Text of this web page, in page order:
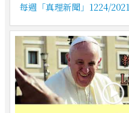
每週「真理新聞」1224/2021